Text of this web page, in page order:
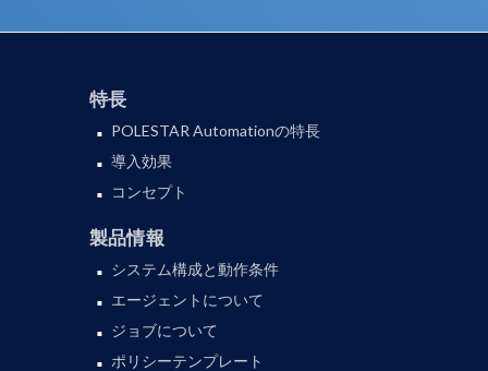
特長
POLESTAR Automationの特長
導入効果
コンセプト
製品情報
システム構成と動作条件
エージェントについて
ジョブについて
ポリシーテンプレート